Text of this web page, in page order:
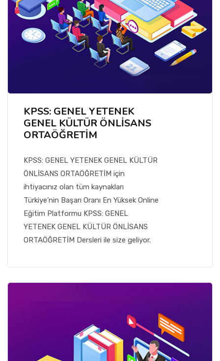
KPSS: GENEL YETENEK
GENEL KÜLTÜR ÖNLİSANS
ORTAÖĞRETİM
KPSS: GENEL YETENEK GENEL KÜLTÜR
ÖNLİSANS ORTAÖĞRETİM için
ihtiyacınız olan tüm kaynakları
Türkiye’nin Başarı Oranı En Yüksek Online
Eğitim Platformu KPSS: GENEL
YETENEK GENEL KÜLTÜR ÖNLİSANS
ORTAÖĞRETİM Dersleri ile size geliyor.